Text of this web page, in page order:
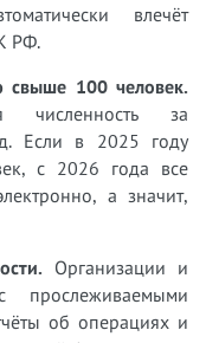
влечёт
РФ.
свыше 100 человек.
численность за
Если в 2025 году
с 2026 года все
а значит,
Организации и
об операциях и